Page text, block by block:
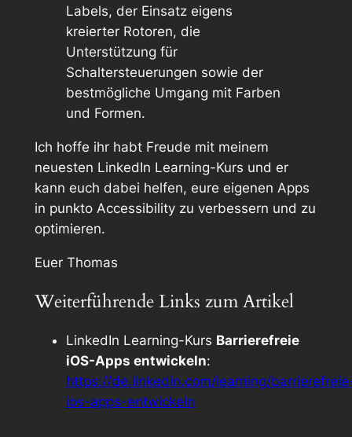
Labels, der Einsatz eigens
kreierter Rotoren, die
Unterstützung für
Schaltersteuerungen sowie der
bestmögliche Umgang mit Farben
und Formen.
Ich hoffe ihr habt Freude mit meinem
neuesten LinkedIn Learning-Kurs und er
kann euch dabei helfen, eure eigenen Apps
in punkto Accessibility zu verbessern und zu
optimieren.
Euer Thomas
Weiterführende Links zum Artikel
LinkedIn Learning-Kurs Barrierefreie
iOS-Apps entwickeln:
https://de.linkedin.com/learning/
ios-apps-entwickeln